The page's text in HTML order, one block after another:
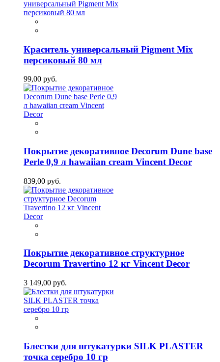
Краситель универсальный Pigment Mix
персиковый 80 мл
99,00 руб.
Покрытие декоративное Decorum Dune base
Perle 0,9 л hawaiian cream Vincent Decor
839,00 руб.
Покрытие декоративное структурное
Decorum Travertino 12 кг Vincent Decor
3 149,00 руб.
Блестки для штукатурки SILK PLASTER
точка серебро 10 гр